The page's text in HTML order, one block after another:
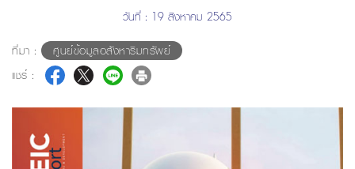
วันที่ : 19 สิงหาคม 2565
ที่มา :
ศูนย์ข้อมูลอสังหาริมทรัพย์
แชร์ :